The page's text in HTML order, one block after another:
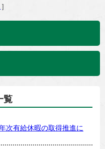
]
覧
次有給休暇の取得推進に